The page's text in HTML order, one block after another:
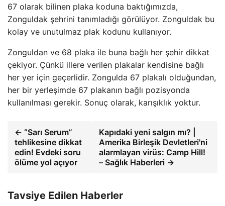
67 olarak bilinen plaka koduna baktığımızda,
Zonguldak şehrini tanımladığı görülüyor. Zonguldak bu
kolay ve unutulmaz plak kodunu kullanıyor.
Zonguldan ve 68 plaka ile buna bağlı her şehir dikkat
çekiyor. Çünkü illere verilen plakalar kendisine bağlı
her yer için geçerlidir. Zongulda 67 plakalı olduğundan,
her bir yerleşimde 67 plakanın bağlı pozisyonda
kullanılması gerekir. Sonuç olarak, karışıklık yoktur.
← “Sarı Serum”
tehlikesine dikkat
edin! Evdeki soru
ölüme yol açıyor
Kapıdaki yeni salgın mı? |
Amerika Birleşik Devletleri'ni
alarmlayan virüs: Camp Hill!
– Sağlık Haberleri →
Tavsiye Edilen Haberler